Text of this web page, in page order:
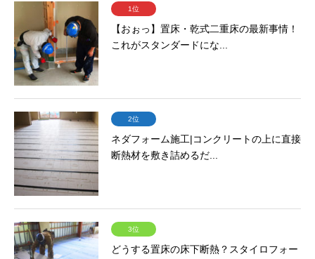
1位
【おぉっ】置床・乾式二重床の最新事情！
これがスタンダードにな...
2位
ネダフォーム施工|コンクリートの上に直接
断熱材を敷き詰めるだ...
3位
どうする置床の床下断熱？スタイロフォー